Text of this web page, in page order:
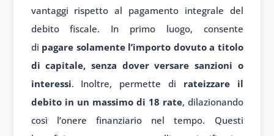
vantaggi rispetto al pagamento integrale del
debito fiscale. In primo luogo, consente
di pagare solamente l’importo dovuto a titolo
di capitale, senza dover versare sanzioni o
interessi. Inoltre, permette di rateizzare il
debito in un massimo di 18 rate, dilazionando
così l’onere finanziario nel tempo. Questi